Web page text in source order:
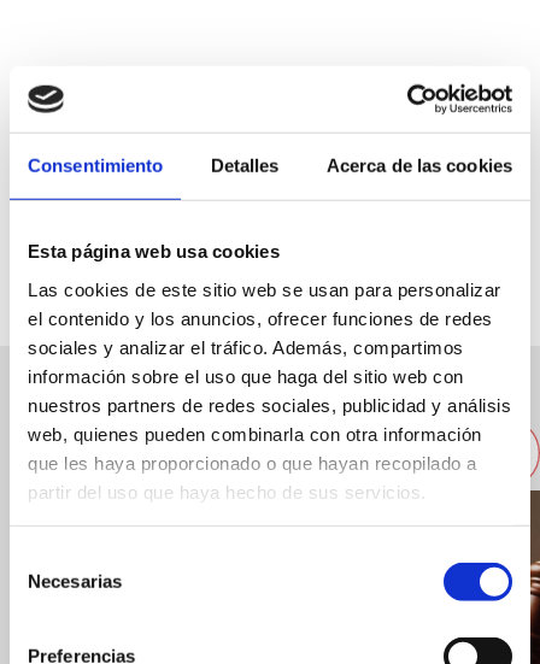
Consentimiento Detalles Acerca de las cookies
Esta página web usa cookies
Las cookies de este sitio web se usan para personalizar
el contenido y los anuncios, ofrecer funciones de redes
sociales y analizar el tráfico. Además, compartimos
información sobre el uso que haga del sitio web con
nuestros partners de redes sociales, publicidad y análisis
web, quienes pueden combinarla con otra información
que les haya proporcionado o que hayan recopilado a
partir del uso que haya hecho de sus servicios.
Necesarias
Preferencias
Capacidad:400
Otras empresas cercanas